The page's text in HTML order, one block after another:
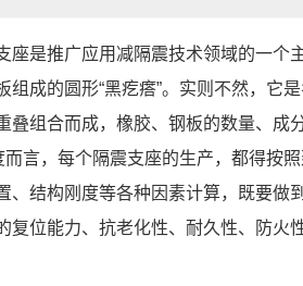
座是推广应用减隔震技术领域的一个
组成的圆形“黑疙瘩”。实则不然，它
叠组合而成，橡胶、钢板的数量、成
而言，每个隔震支座的生产，都得按
、结构刚度等各种因素计算，既要做
复位能力、抗老化性、耐久性、防火